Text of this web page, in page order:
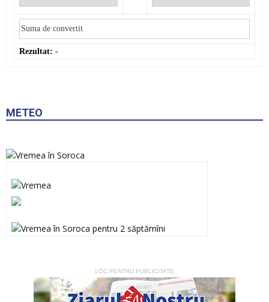
Rezultat: -
METEO
LOC PENTRU PUBLICITATE